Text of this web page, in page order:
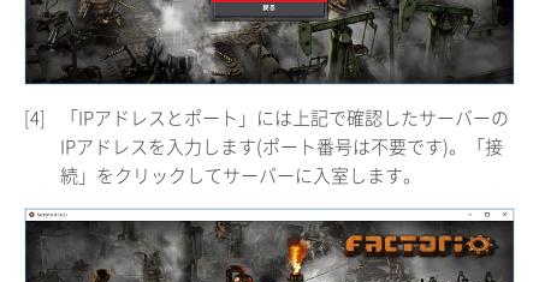
[4]
「IPアドレスとポート」には上記で確認したサーバーの
IPアドレスを入力します(ポート番号は不要です)。「接
続」をクリックしてサーバーに入室します。